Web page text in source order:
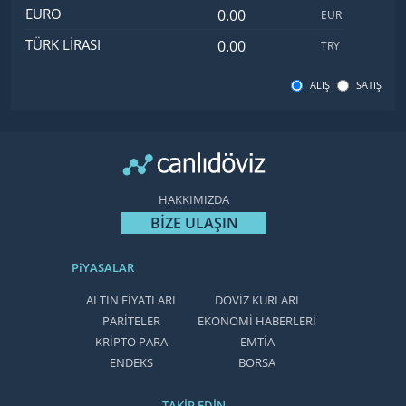
EURO Euro değeri EUR
TÜRK LIRASI Türk Lirası değeri
TRY
ALIŞ SATIŞ
HAKKIMIZDA
BİZE ULAŞIN
PiYASALAR
ALTIN FİYATLARI
DÖVİZ KURLARI
PARİTELER
EKONOMİ HABERLERİ
KRİPTO PARA
EMTİA
ENDEKS
BORSA